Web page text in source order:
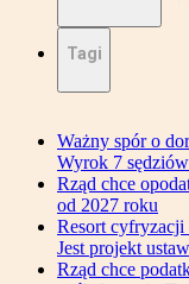
Tagi
Ważny spór o
Wyrok 7
Rząd chce
od 2027 roku
Resort cyfryzacji
Jest projekt
Rząd chce